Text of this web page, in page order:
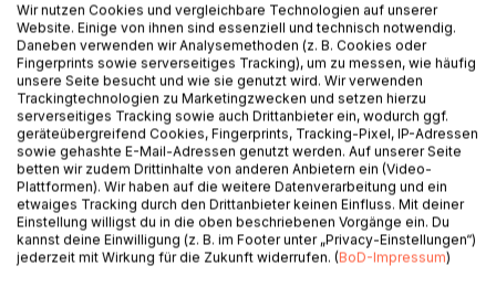
Auf die Merkliste
Titel bewerten
BESCHREIBUNG
Wir nutzen Cookies und vergleichbare Technologien auf unserer
Website. Einige von ihnen sind essenziell und technisch notwendig.
Daneben verwenden wir Analysemethoden (z. B. Cookies oder
Fingerprints sowie serverseitiges Tracking), um zu messen, wie häufig
unsere Seite besucht und wie sie genutzt wird. Wir verwenden
Trackingtechnologien zu Marketingzwecken und setzen hierzu
serverseitiges Tracking sowie auch Drittanbieter ein, wodurch ggf.
geräteübergreifend Cookies, Fingerprints, Tracking-Pixel, IP-Adressen
sowie gehashte E-Mail-Adressen genutzt werden. Auf unserer Seite
betten wir zudem Drittinhalte von anderen Anbietern ein (Video-
Plattformen). Wir haben auf die weitere Datenverarbeitung und ein
etwaiges Tracking durch den Drittanbieter keinen Einfluss. Mit deiner
Einstellung willigst du in die oben beschriebenen Vorgänge ein. Du
kannst deine Einwilligung (z. B. im Footer unter „Privacy-Einstellungen“)
jederzeit mit Wirkung für die Zukunft widerrufen. (BoD-Impressum)